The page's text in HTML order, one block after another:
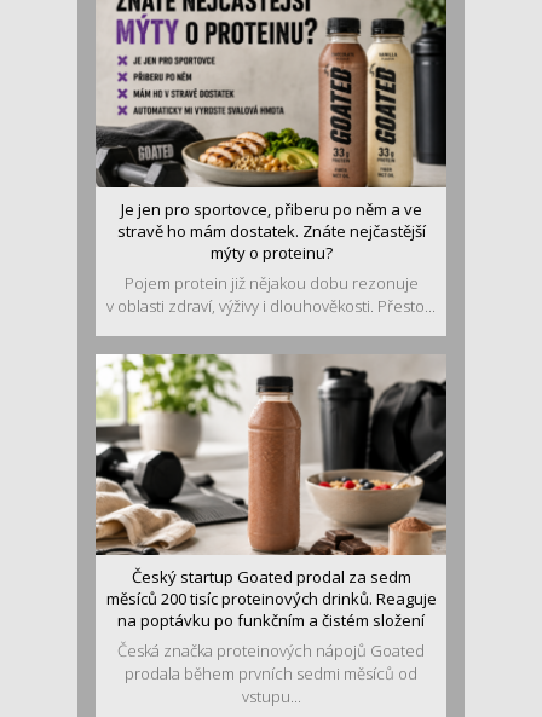
Je jen pro sportovce, přiberu po něm a ve
stravě ho mám dostatek. Znáte nejčastější
mýty o proteinu?
Pojem protein již nějakou dobu rezonuje
v oblasti zdraví, výživy i dlouhověkosti. Přesto...
Český startup Goated prodal za sedm
měsíců 200 tisíc proteinových drinků. Reaguje
na poptávku po funkčním a čistém složení
Česká značka proteinových nápojů Goated
prodala během prvních sedmi měsíců od
vstupu...